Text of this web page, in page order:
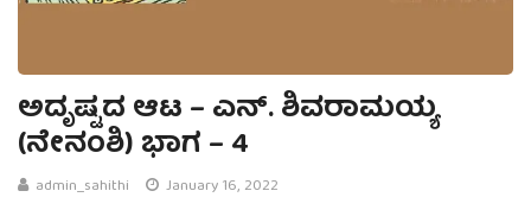
ಅದೃಷ್ಟದ ಆಟ – ಎನ್. ಶಿವರಾಮಯ್ಯ
(ನೇನಂಶಿ) ಭಾಗ – 4
admin_sahithi January 16, 2022